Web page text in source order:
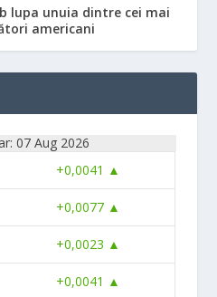
lupa unuia dintre cei mai
americani
07 Aug 2026
+0,0041 ▲
+0,0077 ▲
+0,0023 ▲
+0,0041 ▲